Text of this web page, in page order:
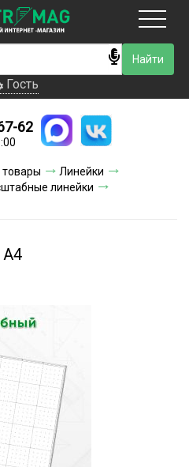
Гость
доставки
оплаты
Гость
62
товары
Линейки
линейки